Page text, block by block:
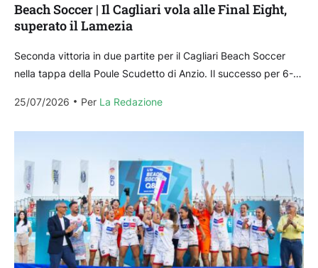
Beach Soccer | Il Cagliari vola alle Final Eight,
superato il Lamezia
Seconda vittoria in due partite per il Cagliari Beach Soccer
nella tappa della Poule Scudetto di Anzio. Il successo per 6-5
25/07/2026
Per La Redazione